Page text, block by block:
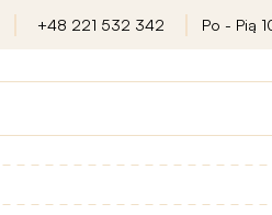
+48 221 532 342 Po - Pią